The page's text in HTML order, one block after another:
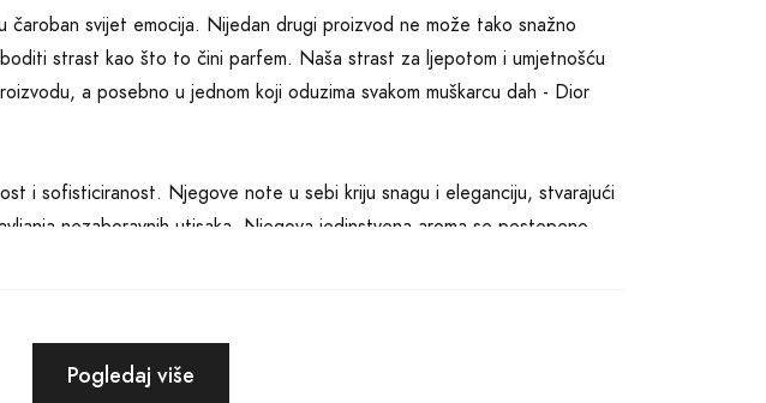
svijet emocija. Nijedan drugi proizvod ne može tako snažno
strast kao što to čini parfem. Naša strast za ljepotom i umjetnošću
a posebno u jednom koji oduzima svakom muškarcu dah - Dior
i sofisticiranost. Njegove note u sebi kriju snagu i eleganciju, stvarajući
nezaboravnih utisaka. Njegova jedinstvena aroma se postepeno
jedinstven da će upotpuniti vaš stil i dati vam samopouzdanje koje će
Pogledaj više